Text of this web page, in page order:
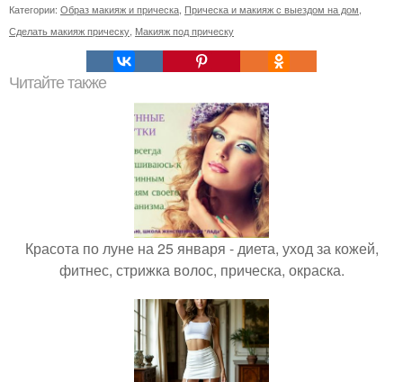
Категории: Образ макияж и прическа Прическа и макияж с выездом на дом
Сделать макияж прическу Макияж под прическу
Читайте также
Красота по луне на 25 января - диета, уход за кожей,
фитнес, стрижка волос, прическа, окраска.